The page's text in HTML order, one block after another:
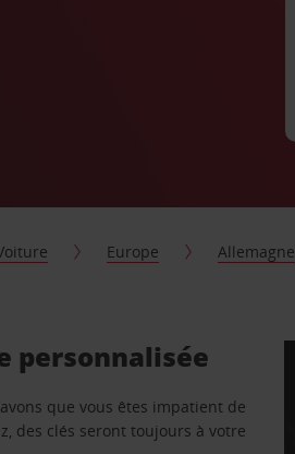
Europe Allemagne
personnalisée
que vous êtes impatient de
des clés seront toujours à votre